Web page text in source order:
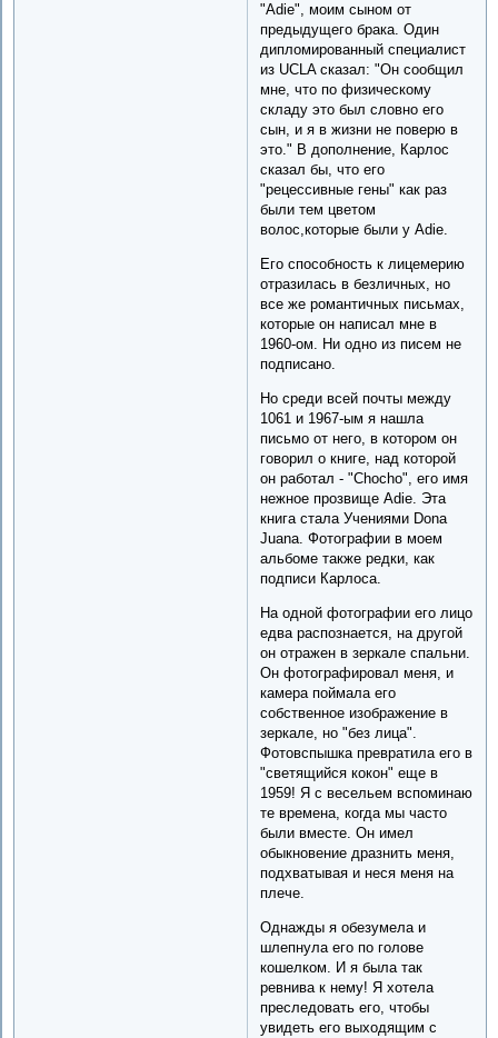
"Adie", моим сыном от
предыдущего брака. Один
дипломированный специалист
из UCLA сказал: "Он сообщил
мне, что по физическому
складу это был словно его
сын, и я в жизни не поверю в
это." В дополнение, Карлос
сказал бы, что его
"рецессивные гены" как раз
были тем цветом
волос,которые были у Adie.
Его способность к лицемерию
отразилась в безличных, но
все же романтичных письмах,
которые он написал мне в
1960-ом. Ни одно из писем не
подписано.
Но среди всей почты между
1061 и 1967-ым я нашла
письмо от него, в котором он
говорил о книге, над которой
он работал - "Chocho", его имя
нежное прозвище Adie. Эта
книга стала Учениями Donа
Juanа. Фотографии в моем
альбоме также редки, как
подписи Карлоса.
На одной фотографии его лицо
едва распознается, на другой
он отражен в зеркале спальни.
Он фотографировал меня, и
камера поймала его
собственное изображение в
зеркале, но "без лица".
Фотовспышка превратила его в
"светящийся кокон" еще в
1959! Я с весельем вспоминаю
те времена, когда мы часто
были вместе. Он имел
обыкновение дразнить меня,
подхватывая и неся меня на
плече.
Однажды я обезумела и
шлепнула его по голове
кошелком. И я была так
ревнива к нему! Я хотела
преследовать его, чтобы
увидеть его выходящим с